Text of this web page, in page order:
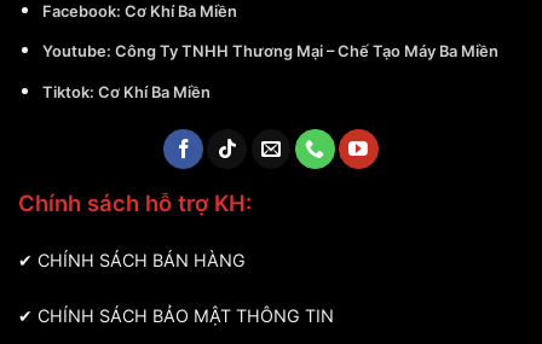
Facebook: Cơ Khí Ba Miền
Youtube: Công Ty TNHH Thương Mại – Chế Tạo Máy Ba Miền
Tiktok: Cơ Khí Ba Miền
Chính sách hỗ trợ KH:
✔ CHÍNH SÁCH BÁN HÀNG
✔ CHÍNH SÁCH BẢO MẬT THÔNG TIN